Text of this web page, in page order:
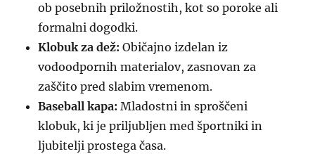
ob posebnih priložnostih, kot so poroke ali
formalni dogodki.
Klobuk za dež: Običajno izdelan iz
vodoodpornih materialov, zasnovan za
zaščito pred slabim vremenom.
Baseball kapa: Mladostni in sproščeni
klobuk, ki je priljubljen med športniki in
ljubitelji prostega časa.